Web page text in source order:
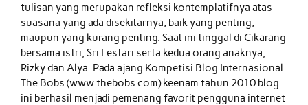
tulisan yang merupakan refleksi kontemplatifnya atas
suasana yang ada disekitarnya, baik yang penting,
maupun yang kurang penting. Saat ini tinggal di Cikarang
bersama istri, Sri Lestari serta kedua orang anaknya,
Rizky dan Alya. Pada ajang Kompetisi Blog Internasional
The Bobs (www.thebobs.com) keenam tahun 2010 blog
ini berhasil menjadi pemenang favorit pengguna internet